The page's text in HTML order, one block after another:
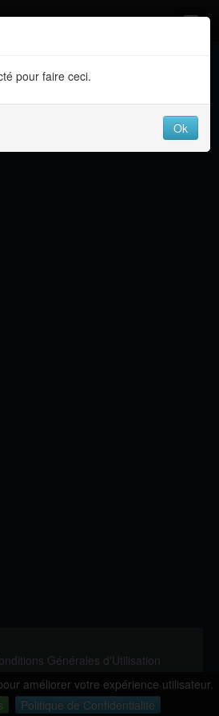
améliorer votre expérience utilisateur.
Politique de Confidentialité
pour faire ceci.
Ok
Générales d'Utilisation
Contact
Version 1.27